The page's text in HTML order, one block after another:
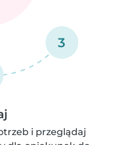
3
i przeglądaj